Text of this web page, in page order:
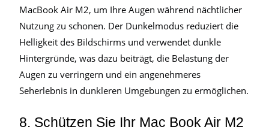
MacBook Air M2, um Ihre Augen während nächtlicher
Nutzung zu schonen. Der Dunkelmodus reduziert die
Helligkeit des Bildschirms und verwendet dunkle
Hintergründe, was dazu beiträgt, die Belastung der
Augen zu verringern und ein angenehmeres
Seherlebnis in dunkleren Umgebungen zu ermöglichen.
8. Schützen Sie Ihr Mac Book Air M2